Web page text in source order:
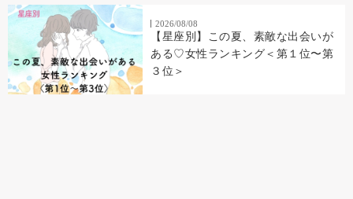
2026/08/08
【星座別】この夏、素敵な出会いが
ある♡女性ランキング＜第１位〜第
３位＞